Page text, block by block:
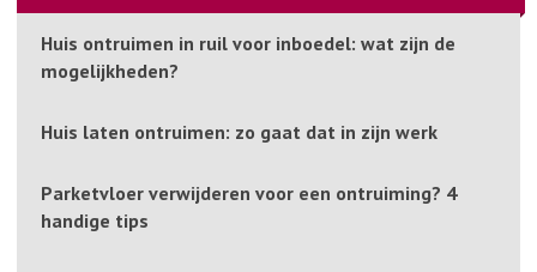
Huis ontruimen in ruil voor inboedel: wat zijn de
mogelijkheden?
Huis laten ontruimen: zo gaat dat in zijn werk
Parketvloer verwijderen voor een ontruiming? 4
handige tips